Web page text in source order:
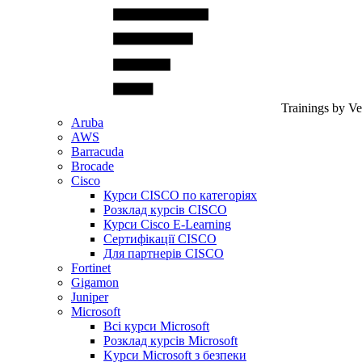
Trainings by
Aruba
AWS
Barracuda
Brocade
Cisco
Курси CISCO по категоріях
Розклад курсів CISCO
Курси Cisco E-Learning
Сертифікації CISCO
Для партнерів CISCO
Fortinet
Gigamon
Juniper
Microsoft
Всі курси Microsoft
Розклад курсів Microsoft
Kyрси Microsoft з безпеки